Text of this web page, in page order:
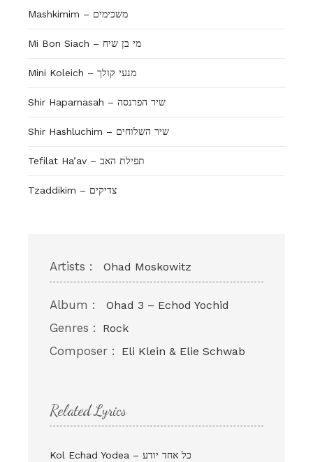
Mashkimim – משכימים
Mi Bon Siach – מי בן שיח
Mini Koleich – מנעי קולך
Shir Haparnasah – שיר הפרנסה
Shir Hashluchim – שיר השלוחים
Tefilat Ha’av – תפילת האב
Tzaddikim – צדיקים
Artists : Ohad Moskowitz
Album : Ohad 3 – Echod Yochid
Genres : Rock
Composer : Eli Klein & Elie Schwab
Related Lyrics
Kol Echad Yodea – כל אחד יודע